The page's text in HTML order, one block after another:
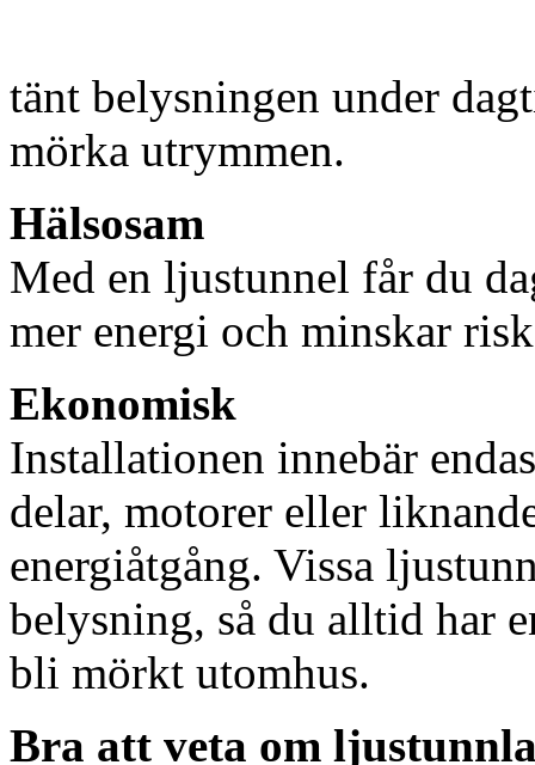
tänt belysningen under
mörka utrymmen.
Hälsosam
Med en ljustunnel får du
mer energi och minskar
Ekonomisk
Installationen innebär
delar, motorer eller
energiåtgång. Vissa
belysning, så du alltid har
bli mörkt utomhus.
Bra att veta om